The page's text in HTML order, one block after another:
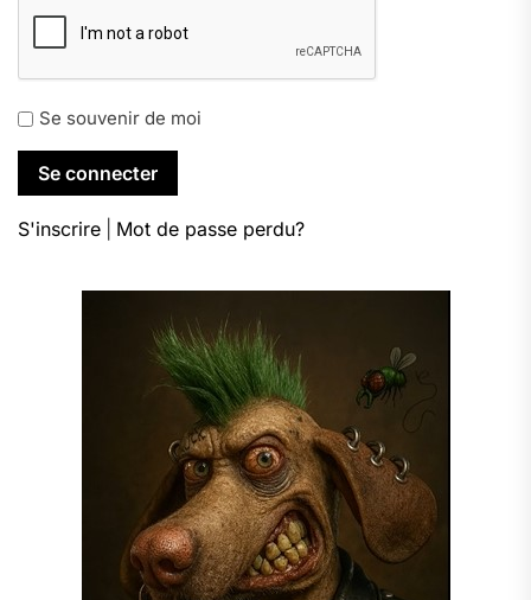
Se souvenir de moi
S'inscrire Mot de passe perdu?